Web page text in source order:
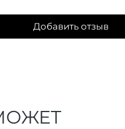
Добавить отзыв